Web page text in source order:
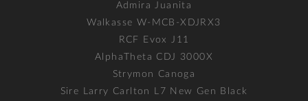
Admira Juanita
Walkasse W-MCB-XDJRX3
RCF Evox J11
AlphaTheta CDJ 3000X
Strymon Canoga
Sire Larry Carlton L7 New Gen Black